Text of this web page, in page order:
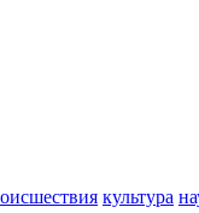
культура